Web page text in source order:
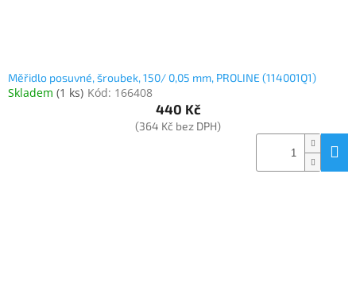
Měřidlo posuvné, šroubek, 150/ 0,05 mm, PROLINE (114001Q1)
Skladem (1 ks) Kód: 166408
440 Kč
(364 Kč bez DPH)